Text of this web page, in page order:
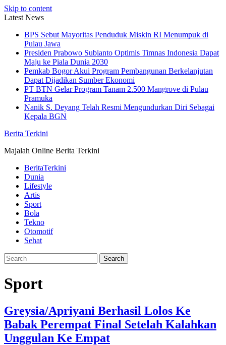
Skip to content
Latest News
BPS Sebut Mayoritas Penduduk Miskin RI Menumpuk di
Pulau Jawa
Presiden Prabowo Subianto Optimis Timnas Indonesia Dapat
Maju ke Piala Dunia 2030
Pemkab Bogor Akui Program Pembangunan Berkelanjutan
Dapat Dijadikan Sumber Ekonomi
PT BTN Gelar Program Tanam 2.500 Mangrove di Pulau
Pramuka
Nanik S. Deyang Telah Resmi Mengundurkan Diri Sebagai
Kepala BGN
Berita Terkini
Majalah Online Berita Terkini
BeritaTerkini
Dunia
Lifestyle
Artis
Sport
Bola
Tekno
Otomotif
Sehat
Sport
Greysia/Apriyani Berhasil Lolos Ke
Babak Perempat Final Setelah Kalahkan
Unggulan Ke Empat